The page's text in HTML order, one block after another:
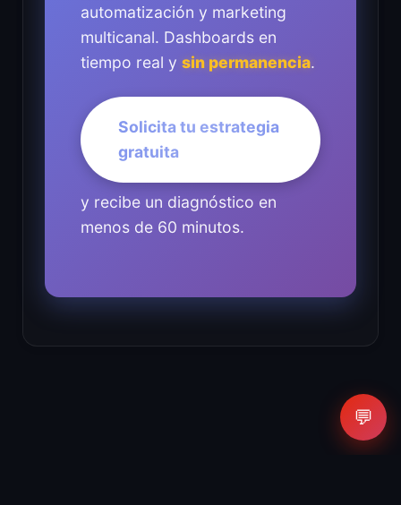
automatización y marketing
multicanal. Dashboards en
tiempo real y sin permanencia.
Solicita tu estrategia
gratuita
y recibe un diagnóstico en
menos de 60 minutos.
💬